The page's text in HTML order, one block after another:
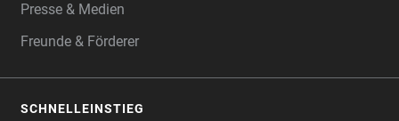
Presse & Medien
Freunde & Förderer
SCHNELLEINSTIEG